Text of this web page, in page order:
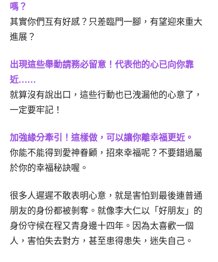
嗎？
其實你們互有好感？只差臨門一腳，有望迎來重大
進展？
出現這些舉動請務必留意！代表他的心已向你靠
近……
就算沒有說出口，這些行動也已洩漏他的心意了，
一定要牢記！
加強緣分牽引！這樣做，可以讓你離幸福更近。
你能不能得到愛神眷顧，招來幸福呢？不要錯過屬
於你的幸福秘訣喔。
很多人遲遲不敢表明心意，就是害怕到最後連普通
朋友的身份都被剝奪。就像李大仁以「好朋友」的
身份守候在程又青身邊十四年。因為太喜歡一個
人，害怕失去對方，甚至患得患失，迷失自己。